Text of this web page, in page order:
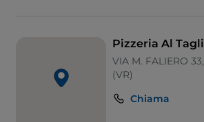
Pizzeria Al
VIA M. FALIERO
(VR)
Chiama